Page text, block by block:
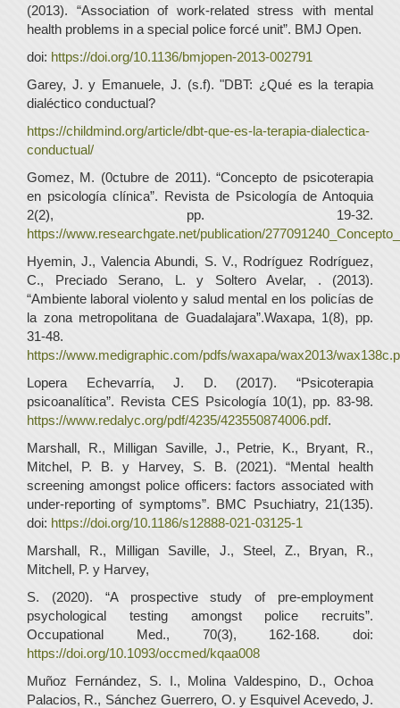
(2013). “Association of work-related stress with mental
health problems in a special police forcé unit”. BMJ Open.
doi: https://doi.org/10.1136/bmjopen-2013-002791
Garey, J. y Emanuele, J. (s.f). "DBT: ¿Qué es la terapia
dialéctico conductual?
https://childmind.org/article/dbt-que-es-la-terapia-dialectica-
conductual/
Gomez, M. (0ctubre de 2011). “Concepto de psicoterapia
en psicología clínica”. Revista de Psicología de Antoquia
2(2), pp. 19-32.
https://www.researchgate.net/publication/
Hyemin, J., Valencia Abundi, S. V., Rodríguez Rodríguez,
C., Preciado Serano, L. y Soltero Avelar, . (2013).
“Ambiente laboral violento y salud mental en los policías de
la zona metropolitana de Guadalajara”.Waxapa, 1(8), pp.
31-48.
https://www.medigraphic.com/pdfs/waxapa/wax2013/
Lopera Echevarría, J. D. (2017). “Psicoterapia
psicoanalítica”. Revista CES Psicología 10(1), pp. 83-98.
https://www.redalyc.org/pdf/4235/423550874006.pdf.
Marshall, R., Milligan Saville, J., Petrie, K., Bryant, R.,
Mitchel, P. B. y Harvey, S. B. (2021). “Mental health
screening amongst police officers: factors associated with
under-reporting of symptoms”. BMC Psuchiatry, 21(135).
doi: https://doi.org/10.1186/s12888-021-03125-1
Marshall, R., Milligan Saville, J., Steel, Z., Bryan, R.,
Mitchell, P. y Harvey,
S. (2020). “A prospective study of pre-employment
psychological testing amongst police recruits”.
Occupational Med., 70(3), 162-168. doi:
https://doi.org/10.1093/occmed/kqaa008
Muñoz Fernández, S. I., Molina Valdespino, D., Ochoa
Palacios, R., Sánchez Guerrero, O. y Esquivel Acevedo, J.